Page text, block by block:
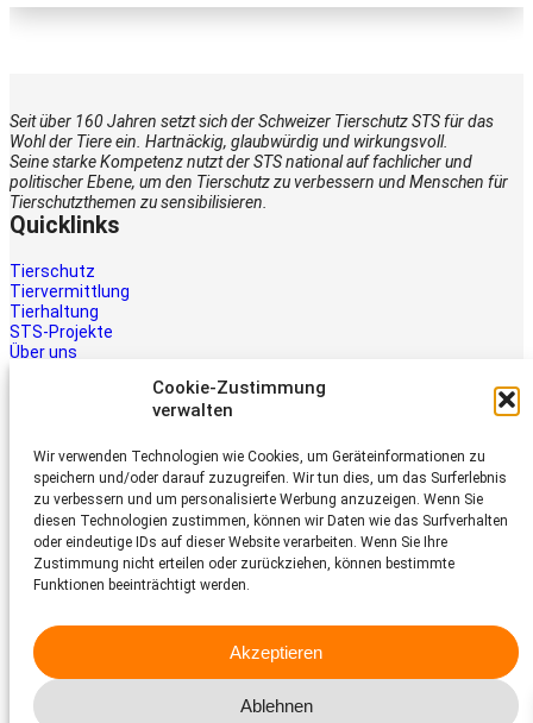
Cookie-Zustimmung
verwalten
Wir verwenden Technologien wie Cookies, um Geräteinformationen zu
speichern und/oder darauf zuzugreifen. Wir tun dies, um das Surferlebnis
zu verbessern und um personalisierte Werbung anzuzeigen. Wenn Sie
diesen Technologien zustimmen, können wir Daten wie das Surfverhalten
oder eindeutige IDs auf dieser Website verarbeiten. Wenn Sie Ihre
Zustimmung nicht erteilen oder zurückziehen, können bestimmte
Funktionen beeinträchtigt werden.
Akzeptieren
Ablehnen
Seit über 160 Jahren setzt sich der Schweizer Tierschutz STS für das
Wohl der Tiere ein. Hartnäckig, glaubwürdig und wirkungsvoll.
Seine starke Kompetenz nutzt der STS national auf fachlicher und
politischer Ebene, um den Tierschutz zu verbessern und Menschen für
Tierschutzthemen zu sensibilisieren.
Quicklinks
Tierschutz
Tiervermittlung
Tierhaltung
STS-Projekte
Über uns
Tiere brauchen Hilfe – auch Ihre.
Unterstützen Sie die Arbeit des
Schweizer Tierschutz STS.
Jetzt spenden
Schweizer Tierschutz STS
CH-4053 Basel
sts@tierschutz.com